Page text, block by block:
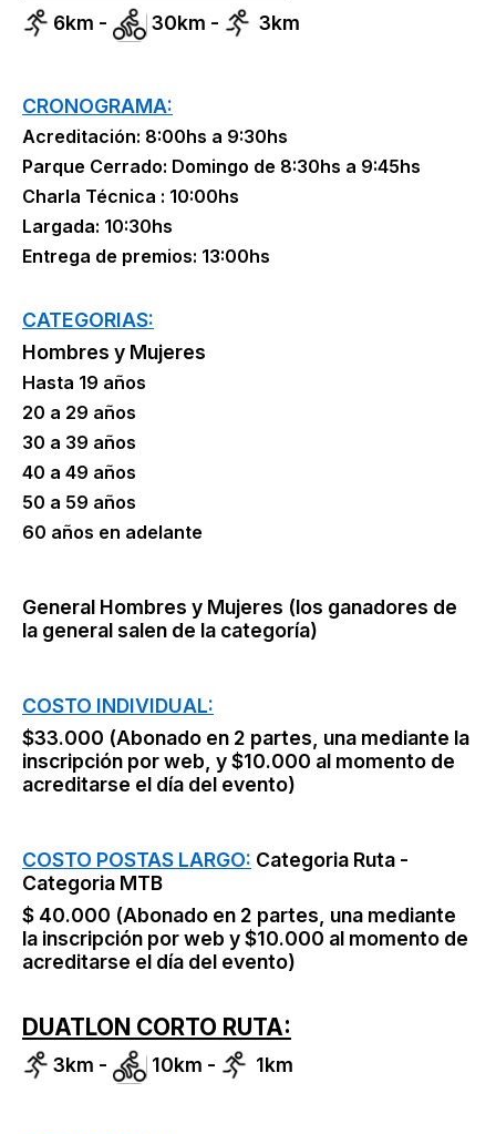
6km - 30km - 3km
CRONOGRAMA:
Acreditación: 8:00hs a 9:30hs
Parque Cerrado: Domingo de 8:30hs a 9:45hs
Charla Técnica : 10:00hs
Largada: 10:30hs
Entrega de premios: 13:00hs
CATEGORIAS:
Hombres y Mujeres
Hasta 19 años
20 a 29 años
30 a 39 años
40 a 49 años
50 a 59 años
60 años en adelante
General Hombres y Mujeres (los ganadores de
la general salen de la categoría)
COSTO INDIVIDUAL:
$33.000 (Abonado en 2 partes, una mediante la
inscripción por web, y $10.000 al momento de
acreditarse el día del evento)
COSTO POSTAS LARGO: Categoria Ruta -
Categoria MTB
$ 40.000 (Abonado en 2 partes, una mediante
la inscripción por web y $10.000 al momento de
acreditarse el día del evento)
DUATLON CORTO RUTA:
3km - 10km - 1km